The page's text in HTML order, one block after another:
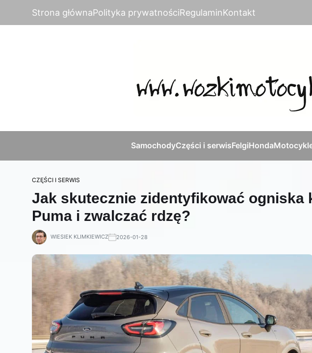
Strona głównaPolityka prywatnościRegulaminKontakt
SamochodyCzęści i serwisFelgiHonda
CZĘŚCI I SERWIS
Jak skutecznie zidentyfikować ogniska
Puma i zwalczać rdzę?
WIESIEK KLIMKIEWICZ 2026-01-28